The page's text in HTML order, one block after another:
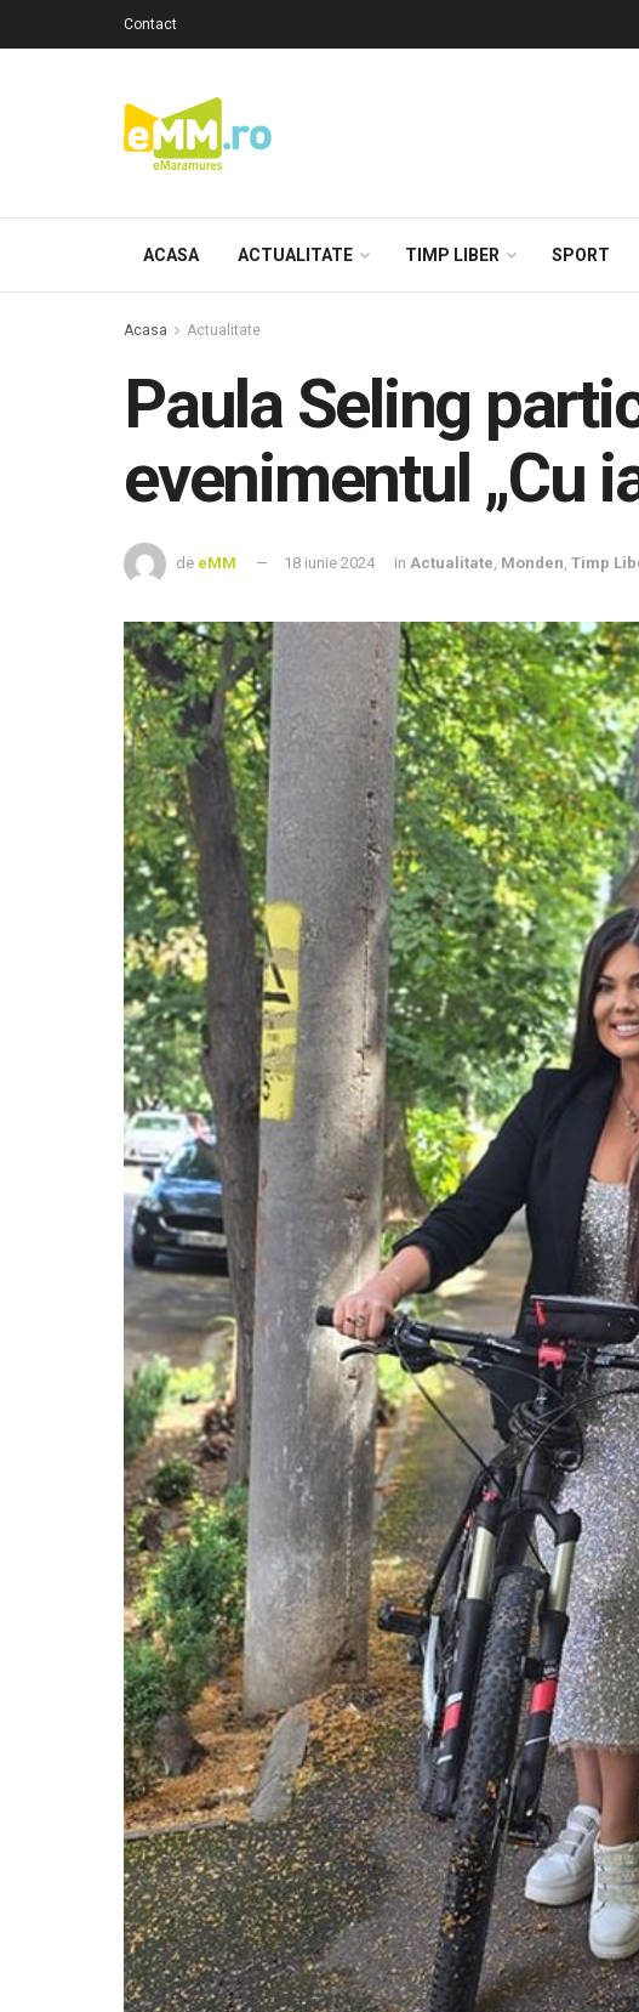
Contact
ACASA ACTUALITATE TIMP LIBER SPORT
Acasa Actualitate
Paula Seling
evenimentul „Cu
de eMM 18 iunie 2024 in Actualitate, Monden, Timp